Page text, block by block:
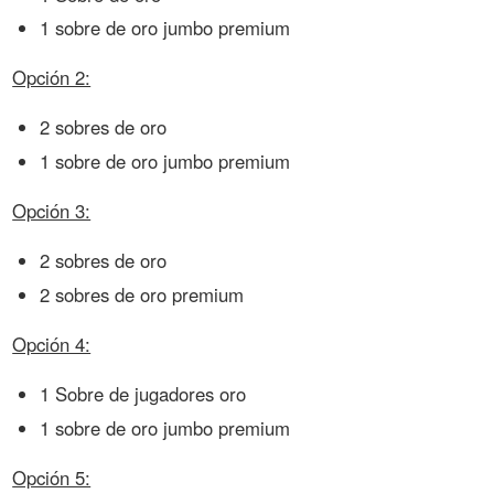
1 sobre de oro jumbo premium
Opción 2:
2 sobres de oro
1 sobre de oro jumbo premium
Opción 3:
2 sobres de oro
2 sobres de oro premium
Opción 4:
1 Sobre de jugadores oro
1 sobre de oro jumbo premium
Opción 5: